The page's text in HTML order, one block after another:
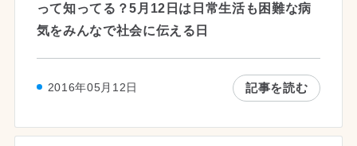
って知ってる？5月12日は日常生活も困難な病
気をみんなで社会に伝える日
2016年05月12日 記事を読む